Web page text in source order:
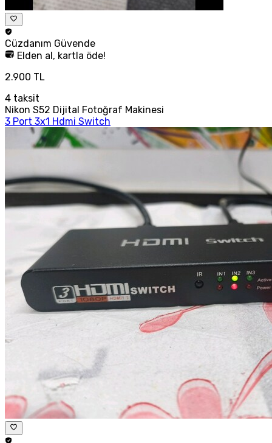
Cüzdanım Güvende
Elden al, kartla öde!
2.900 TL
4 taksit
Nikon S52 Dijital Fotoğraf Makinesi
3 Port 3x1 Hdmi Switch